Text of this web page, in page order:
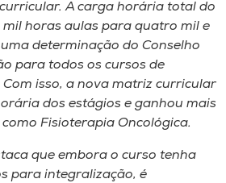
A carga horária total do
mil horas aulas para quatro mil e
determinação do Conselho
para todos os cursos de
isso, a nova matriz curricular
dos estágios e ganhou mais
Fisioterapia Oncológica.
que embora o curso tenha
para integralização, é